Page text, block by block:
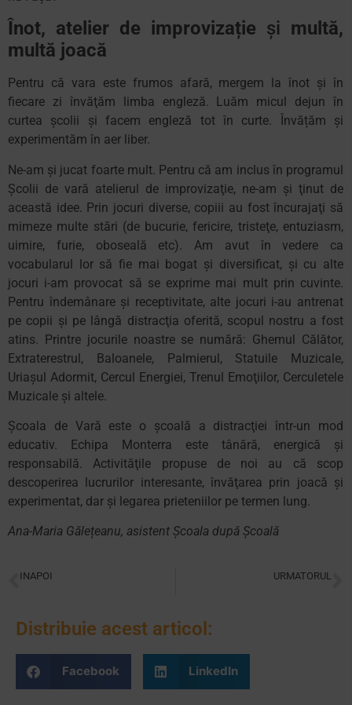
Înot, atelier de improvizație și multă,
multă joacă
Pentru că vara este frumos afară, mergem la înot şi în
fiecare zi învăţăm limba engleză. Luăm micul dejun în
curtea şcolii şi facem engleză tot în curte. Învățăm şi
experimentăm în aer liber.
Ne-am și jucat foarte mult. Pentru că am inclus în programul
Școlii de vară atelierul de improvizaţie, ne-am şi ţinut de
această idee. Prin jocuri diverse, copiii au fost încurajaţi să
mimeze multe stări (de bucurie, fericire, tristeţe, entuziasm,
uimire, furie, oboseală etc). Am avut în vedere ca
vocabularul lor să fie mai bogat şi diversificat, şi cu alte
jocuri i-am provocat să se exprime mai mult prin cuvinte.
Pentru îndemânare şi receptivitate, alte jocuri i-au antrenat
pe copii şi pe lângă distracţia oferită, scopul nostru a fost
atins. Printre jocurile noastre se numără: Ghemul Călător,
Extraterestrul, Baloanele, Palmierul, Statuile Muzicale,
Uriaşul Adormit, Cercul Energiei, Trenul Emoţiilor, Cerculetele
Muzicale şi altele.
Școala de Vară este o şcoală a distracţiei într-un mod
educativ. Echipa Monterra este tânără, energică şi
responsabilă. Activităţile propuse de noi au că scop
descoperirea lucrurilor interesante, învăţarea prin joacă şi
experimentat, dar şi legarea prieteniilor pe termen lung.
Ana-Maria Gălețeanu, asistent Școala după Școală
INAPOI URMATORUL
Distribuie acest articol:
Facebook LinkedIn